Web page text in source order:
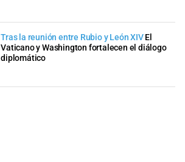
Tras la reunión entre Rubio y León XIV El
Vaticano y Washington fortalecen el diálogo
diplomático